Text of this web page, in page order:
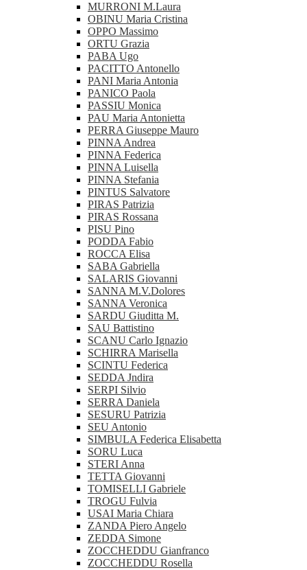
MURRONI M.Laura
OBINU Maria Cristina
OPPO Massimo
ORTU Grazia
PABA Ugo
PACITTO Antonello
PANI Maria Antonia
PANICO Paola
PASSIU Monica
PAU Maria Antonietta
PERRA Giuseppe Mauro
PINNA Andrea
PINNA Federica
PINNA Luisella
PINNA Stefania
PINTUS Salvatore
PIRAS Patrizia
PIRAS Rossana
PISU Pino
PODDA Fabio
ROCCA Elisa
SABA Gabriella
SALARIS Giovanni
SANNA M.V.Dolores
SANNA Veronica
SARDU Giuditta M.
SAU Battistino
SCANU Carlo Ignazio
SCHIRRA Marisella
SCINTU Federica
SEDDA Jndira
SERPI Silvio
SERRA Daniela
SESURU Patrizia
SEU Antonio
SIMBULA Federica Elisabetta
SORU Luca
STERI Anna
TETTA Giovanni
TOMISELLI Gabriele
TROGU Fulvia
USAI Maria Chiara
ZANDA Piero Angelo
ZEDDA Simone
ZOCCHEDDU Gianfranco
ZOCCHEDDU Rosella